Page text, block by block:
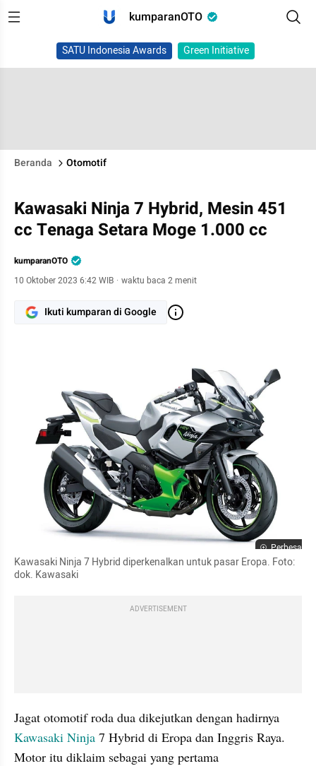
kumparanOTO
SATU Indonesia Awards Green Initiative
Beranda Otomotif
Kawasaki Ninja 7 Hybrid, Mesin 451
cc Tenaga Setara Moge 1.000 cc
kumparanOTO
10 Oktober 2023 6:42 WIB · waktu baca 2 menit
Ikuti kumparan di Google
Perbesar
Kawasaki Ninja 7 Hybrid diperkenalkan untuk pasar Eropa. Foto:
dok. Kawasaki
ADVERTISEMENT
Kawasaki Ninja 7 Hybrid di Eropa dan Inggris Raya.
Motor itu diklaim sebagai yang pertama